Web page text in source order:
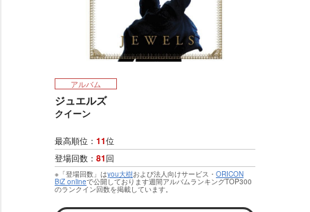
アルバム
ジュエルズ
クイーン
最高順位： 11位
登場回数： 81回
※「登場回数」はyou大樹および法人向けサービス・ ORICON
BiZ onlineで公開しております週間アルバムランキングTOP300
のランクイン回数を掲載しています。